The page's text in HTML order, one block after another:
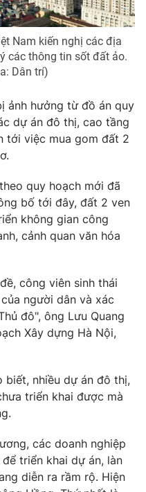
Nam kiến nghị các địa
các thông tin sốt đất ảo.
Dân trí)
ảnh hưởng từ đồ án quy
dự án đô thị, cao tầng
tới việc mua gom đất 2
quy hoạch mới đã
bố tới đây, đất 2 ven
không gian công
cảnh quan văn hóa
công viên sinh thái
người dân và xác
đô", ông Lưu Quang
Xây dựng Hà Nội,
biết, nhiều dự án đô thị,
triển khai được mà
các doanh nghiệp
triển khai dự án, làn
diễn ra rầm rộ. Hiện